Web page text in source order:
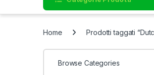
Home Prodotti taggati
Browse Categories